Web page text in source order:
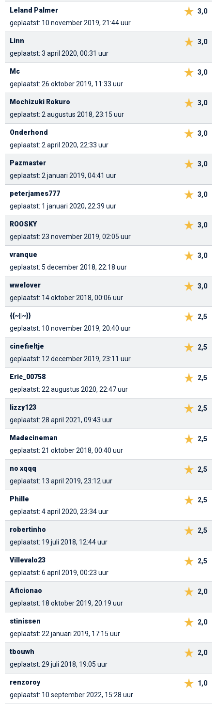
3,0
Leland Palmer
geplaatst: 10 november 2019, 21:44 uur
3,0
Linn
geplaatst: 3 april 2020, 00:31 uur
3,0
Mc
geplaatst: 26 oktober 2019, 11:33 uur
3,0
Mochizuki Rokuro
geplaatst: 2 augustus 2018, 23:15 uur
3,0
Onderhond
geplaatst: 2 april 2020, 22:33 uur
3,0
Pazmaster
geplaatst: 2 januari 2019, 04:41 uur
3,0
peterjames777
geplaatst: 1 januari 2020, 22:39 uur
3,0
ROOSKY
geplaatst: 23 november 2019, 02:05 uur
3,0
vranque
geplaatst: 5 december 2018, 22:18 uur
3,0
wwelover
geplaatst: 14 oktober 2018, 00:06 uur
2,5
{{~||~}}
geplaatst: 10 november 2019, 20:40 uur
2,5
cinefieltje
geplaatst: 12 december 2019, 23:11 uur
2,5
Eric_00758
geplaatst: 22 augustus 2020, 22:47 uur
2,5
lizzy123
geplaatst: 28 april 2021, 09:43 uur
2,5
Madecineman
geplaatst: 21 oktober 2018, 00:40 uur
2,5
no xqqq
geplaatst: 13 april 2019, 23:12 uur
2,5
Phille
geplaatst: 4 april 2020, 23:34 uur
2,5
robertinho
geplaatst: 19 juli 2018, 12:44 uur
2,5
Villevalo23
geplaatst: 6 april 2019, 00:23 uur
2,0
Aficionao
geplaatst: 18 oktober 2019, 20:19 uur
2,0
stinissen
geplaatst: 22 januari 2019, 17:15 uur
2,0
tbouwh
geplaatst: 29 juli 2018, 19:05 uur
1,0
renzoroy
geplaatst: 10 september 2022, 15:28 uur